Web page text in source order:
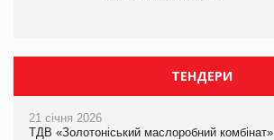
ТЕНДЕРИ
21 січня 2026
ТДВ «Золотоніський маслоробний комбінат»